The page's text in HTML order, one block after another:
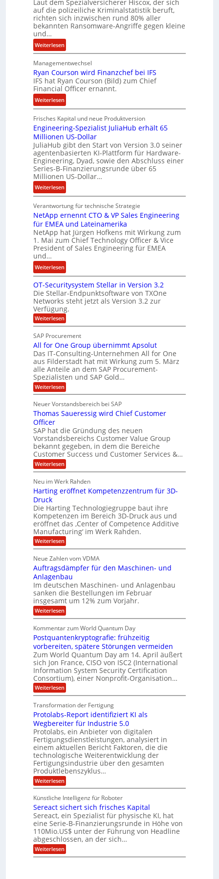
u
r
r
b
e
i
t
n
z
u
s
a
m
e
n
Laut dem Spezialversicherer Hiscox, der sich
auf die polizeiliche Kriminalstatistik beruft,
richten sich inzwischen rund 80% aller
bekannten Ransomware-Angriffe gegen kleine
und…
Weiterlesen:
L
ö
s
e
g
e
l
d
z
a
h
l
e
n
i
s
e
i
n
e
ö
s
u
n
g
Managementwechsel
Ryan Courson wird Finanzchef bei IFS
IFS hat Ryan Courson (Bild) zum Chief
Financial Officer ernannt.
Weiterlesen:
R
y
a
n
C
o
u
s
o
r
d
F
n
a
n
z
c
h
e
e
i
F
S
Frisches Kapital und neue Produktversion
Engineering-Spezialist JuliaHub erhält 65
Millionen US-Dollar
JuliaHub gibt den Start von Version 3.0 seiner
agentenbasierten KI-Plattform für Hardware-
Engineering, Dyad, sowie den Abschluss einer
Series-B-Finanzierungsrunde über 65
Millionen US-Dollar…
Weiterlesen:
E
n
g
n
e
e
r
i
g
S
p
e
z
i
a
l
i
s
t
J
u
i
a
H
u
b
r
h
l
t
6
5
M
i
l
l
i
o
n
e
U
S
-
D
o
l
l
r
Verantwortung für technische Strategie
NetApp ernennt CTO & VP Sales Engineering
für EMEA und Lateinamerika
NetApp hat Jürgen Hofkens mit Wirkung zum
1. Mai zum Chief Technology Officer & Vice
President of Sales Engineering für EMEA
und…
Weiterlesen:
N
e
t
A
p
p
e
n
n
t
C
T
O
V
P
S
a
l
e
s
n
g
i
n
e
r
i
n
g
f
ü
r
E
M
E
A
u
n
d
L
a
t
e
i
n
a
m
e
r
i
k
a
OT-Securitysystem Stellar in Version 3.2
Die Stellar-Endpunktsoftware von TXOne
Networks steht jetzt als Version 3.2 zur
Verfügung.
Weiterlesen:
O
-
S
e
c
u
r
i
t
y
y
s
e
m
S
t
e
l
l
r
i
e
r
s
i
o
n
3
.
2
SAP Procurement
All for One Group übernimmt Apsolut
Das IT-Consulting-Unternehmen All for One
aus Filderstadt hat mit Wirkung zum 5. März
alle Anteile an dem SAP Procurement-
Spezialisten und SAP Gold…
Weiterlesen:
A
l
f
r
O
n
e
G
r
o
p
ü
b
r
n
i
m
m
t
A
p
s
o
l
u
t
Neuer Vorstandsbereich bei SAP
Thomas Saueressig wird Chief Customer
Officer
SAP hat die Gründung des neuen
Vorstandsbereichs Customer Value Group
bekannt gegeben, in dem die Bereiche
Customer Success und Customer Services &…
Weiterlesen:
T
o
m
S
a
u
e
r
e
s
i
w
i
r
d
C
h
i
e
f
C
u
s
t
o
m
e
r
O
ff
c
e
Neu im Werk Rahden
Harting eröffnet Kompetenzzentrum für 3D-
Druck
Die Harting Technologiegruppe baut ihre
Kompetenzen im Bereich 3D-Druck aus und
eröffnet das ‚Center of Competence Additive
Manufacturing‘ im Werk Rahden.
Weiterlesen:
H
r
t
i
n
g
e
r
ö
f
n
e
t
K
o
m
p
e
t
e
n
z
e
n
t
r
u
m
f
ü
r
3
D
-
D
r
u
c
k
Neue Zahlen vom VDMA
Auftragsdämpfer für den Maschinen- und
Anlagenbau
Im deutschen Maschinen- und Anlagenbau
sanken die Bestellungen im Februar
insgesamt um 12% zum Vorjahr.
Weiterlesen:
A
f
t
r
a
g
s
d
ä
m
p
e
f
ü
r
d
e
n
M
a
s
c
h
i
n
e
n
-
u
n
d
A
n
Kommentar zum World Quantum Day
Postquantenkryptografie: frühzeitig
vorbereiten, spätere Störungen vermeiden
Zum World Quantum Day am 14. April äußert
sich Jon France, CISO von ISC2 (International
Information System Security Certification
Consortium), einer Nonprofit-Organisation…
Weiterlesen:
P
s
t
q
u
a
n
t
e
n
k
r
y
p
t
o
g
r
a
f
i
e
:
f
Transformation der Fertigung
Protolabs-Report identifiziert KI als
Wegbereiter für Industrie 5.0
Protolabs, ein Anbieter von digitalen
Fertigungsdienstleistungen, analysiert in
einem aktuellen Bericht Faktoren, die die
technologische Weiterentwicklung der
Fertigungsindustrie über den gesamten
Produktlebenszyklus…
Weiterlesen:
P
o
t
o
l
a
b
s
-
R
Künstliche Intelligenz für Roboter
Sereact sichert sich frisches Kapital
Sereact, ein Spezialist für physische KI, hat
eine Serie-B-Finanzierungsrunde in Höhe von
110Mio.US$ unter der Führung von Headline
abgeschlossen, an der sich…
Weiterlesen:
S